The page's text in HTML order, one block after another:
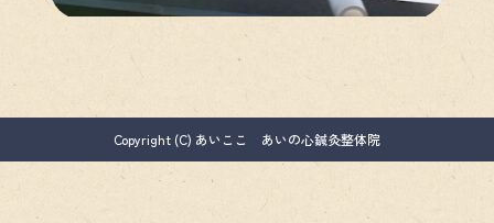
Copyright (C) あいここ あいの心鍼灸整体院